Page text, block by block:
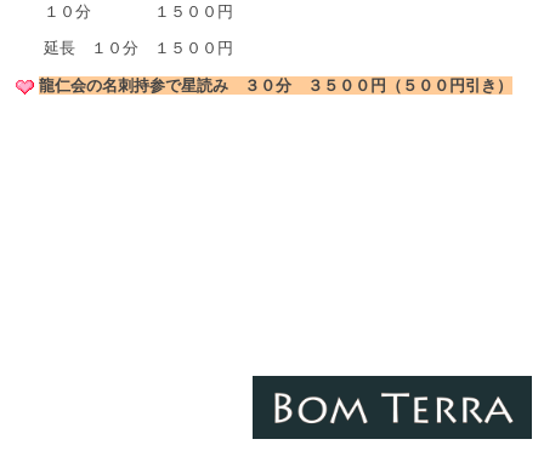
１０分 １５００円
延長 １０分 １５００円
龍仁会の名刺持参で星読み ３０分 ３５００円（５００円引き）